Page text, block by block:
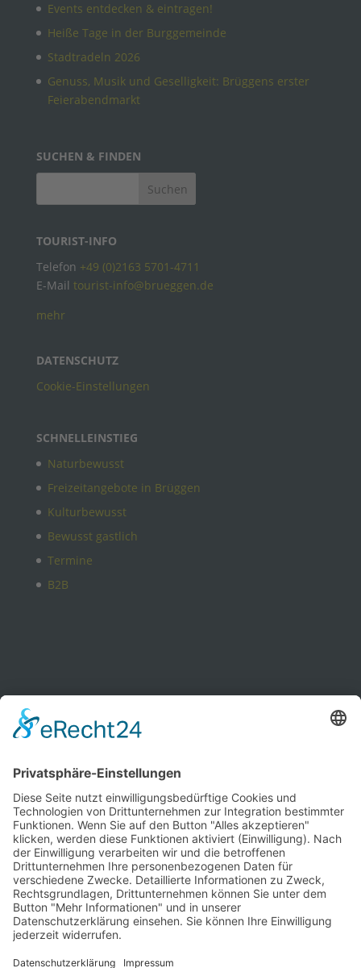
Events entdecken & eintragen!
Heiße Tage in der Burggemeinde
Stadtradeln 2026
Genuss, Musik und Geselligkeit: Brüggens erster
Feierabendmarkt
SUCHEN & FINDEN
TOURIST-INFO
Telefon +49 (0)2163 5701-4711
E-Mail tourist-info@brueggen.de
mehr
DATENSCHUTZ
Cookie-Einstellungen
SCHNELLEINSTIEG
Naturbewusst
Freizeitangebote in Brüggen
Kulturbewusst
Bewusst gastlich
Termine
B2B
Kontakt Newsletter